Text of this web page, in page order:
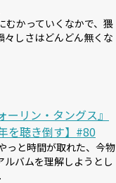
むかっていくなかで、猥
々しさはどんどん無くな
リン・タングス』
を聴き倒す】#80
っと時間が取れた、今物
バムを理解しようとし